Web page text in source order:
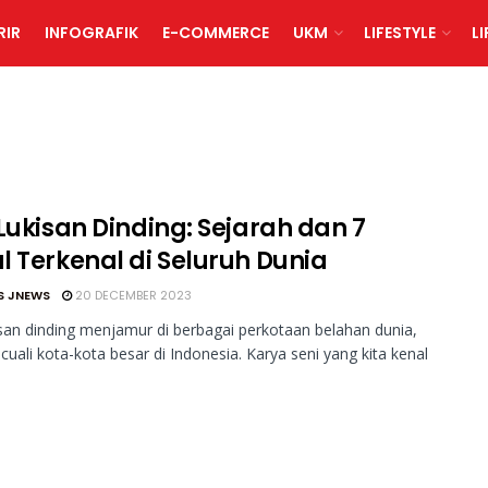
INFOGRAFIK E-COMMERCE UKM LIFESTYLE
Dinding: Sejarah dan 7
Terkenal di Seluruh Dunia
JNEWS 20 DECEMBER 2023
dinding menjamur di berbagai perkotaan belahan dunia,
kota-kota besar di Indonesia. Karya seni yang kita kenal